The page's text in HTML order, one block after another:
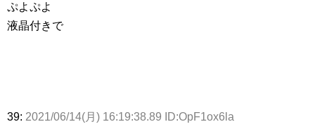
ぷよぷよ
液晶付きで
39: 2021/06/14(月) 16:19:38.89 ID:OpF1ox6la